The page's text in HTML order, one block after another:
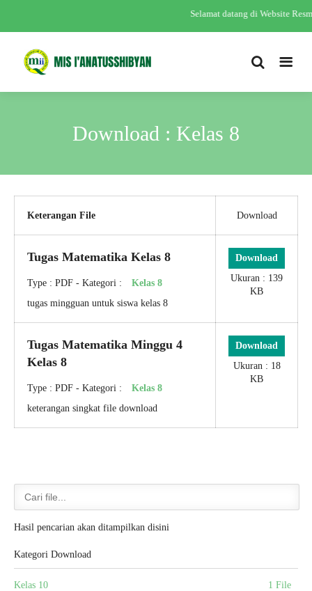
Selamat datang di Website
Download : Kelas 8
Keterangan File Download
Tugas Matematika Kelas 8
Type : PDF - Kategori :
Kelas 8
tugas mingguan untuk siswa kelas 8
Download
Ukuran : 139
KB
Tugas Matematika Minggu 4
Kelas 8
Type : PDF - Kategori :
Kelas 8
keterangan singkat file download
Download
Ukuran : 18
KB
Hasil pencarian akan ditampilkan disini
Kategori Download
Kelas 10 1 File